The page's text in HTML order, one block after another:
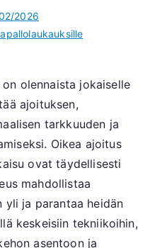
2026
olennaista jokaiselle
ajoituksen,
tarkkuuden ja
Oikea ajoitus
ovat täydellisesti
mahdollistaa
yli ja parantaa heidän
keskeisiin tekniikoihin,
asentoon ja